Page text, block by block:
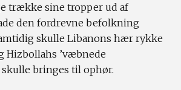
trække sine tropper ud af
den fordrevne befolkning
skulle Libanons hær rykke
Hizbollahs ’væbnede
bringes til ophør.